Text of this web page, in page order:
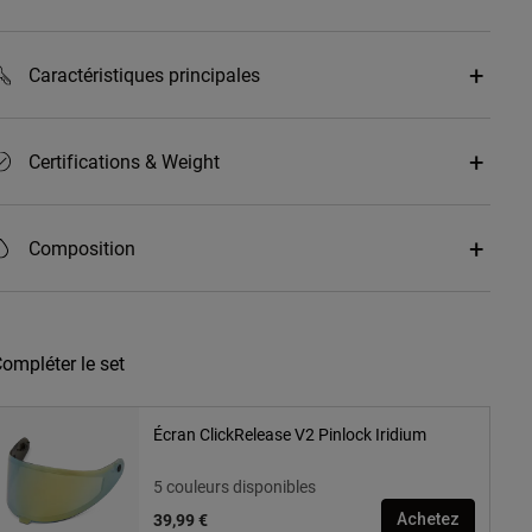
Caractéristiques principales
Certifications & Weight
Composition
le set
Écran ClickRelease V2 Pinlock Iridium
5 couleurs disponibles
39,99 €
Achetez